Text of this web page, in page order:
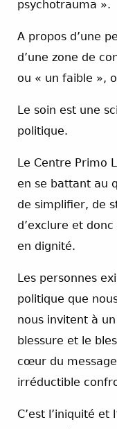
psychotrauma ».
A propos d’une
d’une zone de
ou « un faible »,
Le soin est une
politique.
Le Centre Primo
en se battant au
de simplifier, de
d’exclure et
en dignité.
Les personnes
politique que
nous invitent à
blessure et le
cœur du
irréductible
C’est l’iniquité et